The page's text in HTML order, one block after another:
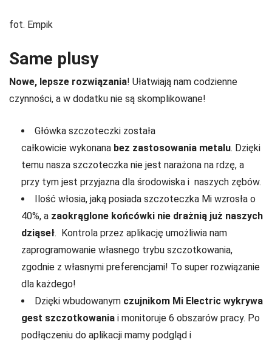
fot. Empik
Same plusy
Nowe, lepsze rozwiązania! Ułatwiają nam codzienne
czynności, a w dodatku nie są skomplikowane!
Główka szczoteczki została
całkowicie wykonana bez zastosowania metalu. Dzięki
temu nasza szczoteczka nie jest narażona na rdzę, a
przy tym jest przyjazna dla środowiska i naszych zębów.
Ilość włosia, jaką posiada szczoteczka Mi wzrosła o
40%, a zaokrąglone końcówki nie drażnią już naszych
dziąseł. Kontrola przez aplikację umożliwia nam
zaprogramowanie własnego trybu szczotkowania,
zgodnie z własnymi preferencjami! To super rozwiązanie
dla każdego!
Dzięki wbudowanym czujnikom Mi Electric wykrywa
gest szczotkowania i monitoruje 6 obszarów pracy. Po
podłączeniu do aplikacji mamy podgląd i